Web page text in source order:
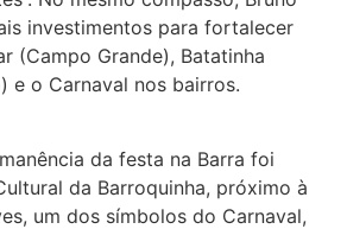
investimentos para fortalecer
(Campo Grande), Batatinha
e o Carnaval nos bairros.
da festa na Barra foi
da Barroquinha, próximo à
um dos símbolos do Carnaval,